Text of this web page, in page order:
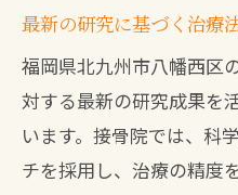
最新の研究に基づく治療
福岡県北九州市八幡西区
対する最新の研究成果を
います。接骨院では、科
チを採用し、治療の精度